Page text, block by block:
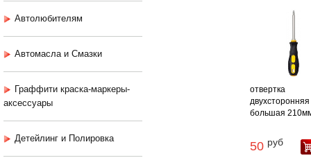
Автолюбителям
Автомасла и Смазки
Граффити краска-маркеры-
аксессуары
Детейлинг и Полировка
отвертка
большая
50 руб